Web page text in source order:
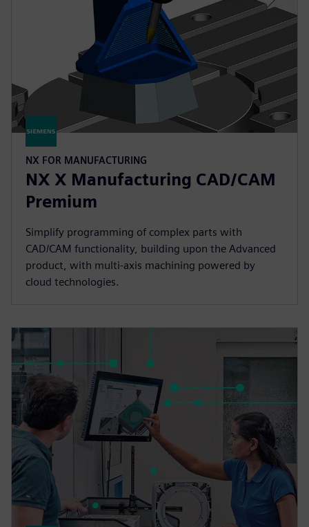
NX FOR MANUFACTURING
NX X Manufacturing CAD/CAM
Premium
Simplify programming of complex parts with
CAD/CAM functionality, building upon the Advanced
product, with multi-axis machining powered by
cloud technologies.